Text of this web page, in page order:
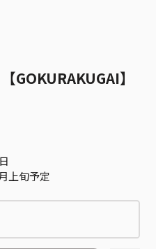
GOKURAKUGAI】
上旬予定